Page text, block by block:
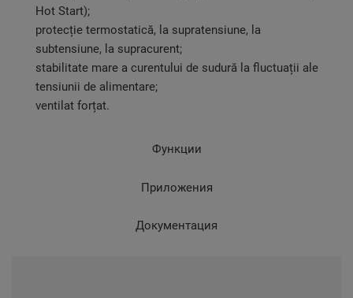
Hot Start);
protecție termostatică, la supratensiune, la
subtensiune, la supracurent;
stabilitate mare a curentului de sudură la fluctuații ale
tensiunii de alimentare;
ventilat forțat.
Функции
Приложения
Документация